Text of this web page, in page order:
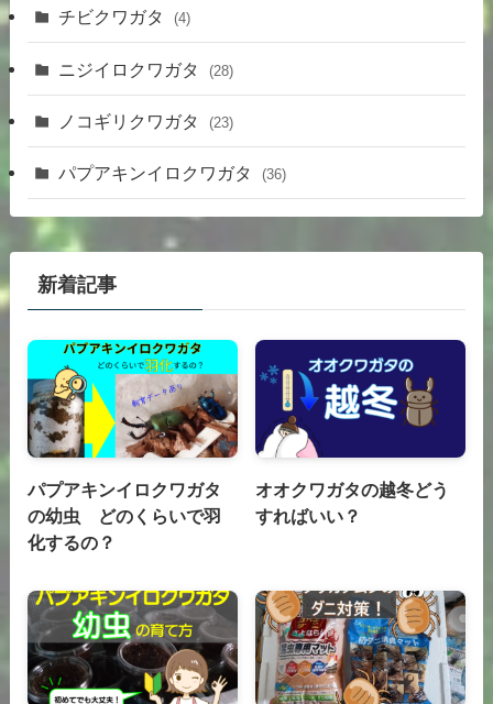
チビクワガタ (4)
ニジイロクワガタ (28)
ノコギリクワガタ (23)
パプアキンイロクワガタ (36)
新着記事
パプアキンイロクワガタ
の幼虫 どのくらいで羽
化するの？
オオクワガタの越冬どう
すればいい？